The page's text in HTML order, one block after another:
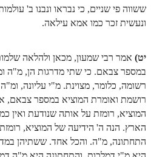
ששווה פי שניים, כי נבראו ונבנו ב'
ונעשית זכר כמו אמא עילאה.
יט) אמר רבי שמעון, מכאן ולהלאה
במספר צבאם. כי שתי מדרגות הן, מ"ה
רשומה, כלומר, מצוינת. מ"י עליונה,
רושמת ואומרת המוציא במספר צבאם,
המוציא, רומזת על אותה שנודעת ואין
הארץ. הנה ה' הידיעה של המוציא,
התחתונה, מ"ה. והכל אחד. ששתיהן